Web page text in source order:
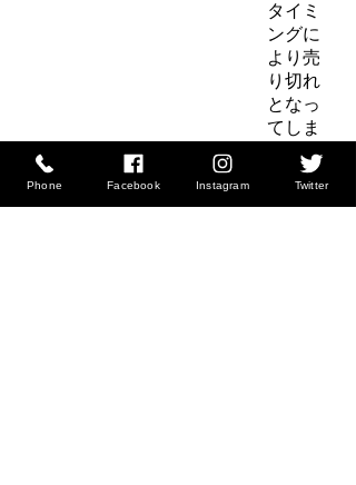
タイミ
ングに
より売
り切れ
となっ
てしま
う場合
がござ
Phone Facebook Instagram Twitter